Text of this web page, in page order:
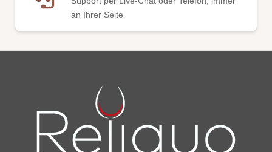
an Ihrer Seite